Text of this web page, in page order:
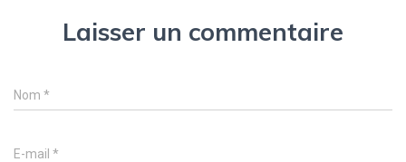
Laisser un commentaire
Nom *
E-mail *